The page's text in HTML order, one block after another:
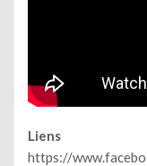
Liens
https://